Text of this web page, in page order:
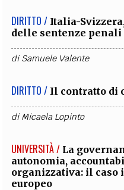
DIRITTO / Italia-
delle sentenze penali
diSamuele Valente
DIRITTO / Il contratto di
diMicaela Lopinto
UNIVERSITÀ / La
autonomia,
organizzativa: il caso
europeo